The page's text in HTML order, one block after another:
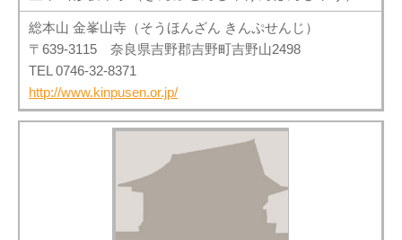
総本山 金峯山寺（そうほんざん きんぷせんじ）
〒639-3115 奈良県吉野郡吉野町吉野山2498
TEL 0746-32-8371
http://www.kinpusen.or.jp/